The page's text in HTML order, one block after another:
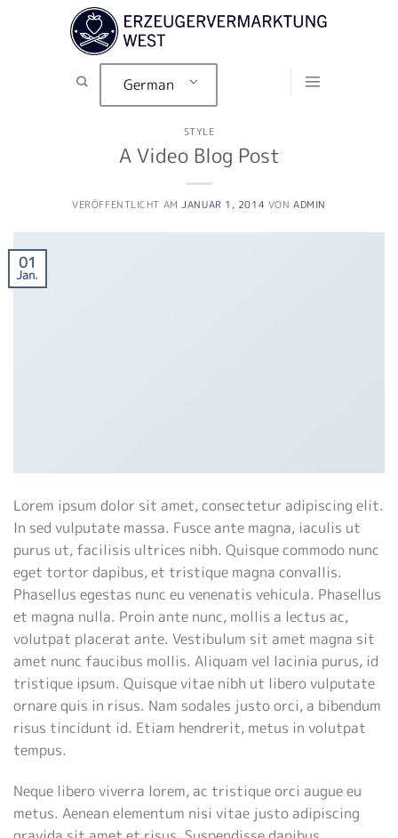
German
STYLE
A Video Blog Post
VERÖFFENTLICHT AMJANUAR 1, 2014 VON ADMIN
01
Jan.
Lorem ipsum dolor sit amet, consectetur adipiscing elit.
In sed vulputate massa. Fusce ante magna, iaculis ut
purus ut, facilisis ultrices nibh. Quisque commodo nunc
eget tortor dapibus, et tristique magna convallis.
Phasellus egestas nunc eu venenatis vehicula. Phasellus
et magna nulla. Proin ante nunc, mollis a lectus ac,
volutpat placerat ante. Vestibulum sit amet magna sit
amet nunc faucibus mollis. Aliquam vel lacinia purus, id
tristique ipsum. Quisque vitae nibh ut libero vulputate
ornare quis in risus. Nam sodales justo orci, a bibendum
risus tincidunt id. Etiam hendrerit, metus in volutpat
tempus.
Neque libero viverra lorem, ac tristique orci augue eu
metus. Aenean elementum nisi vitae justo adipiscing